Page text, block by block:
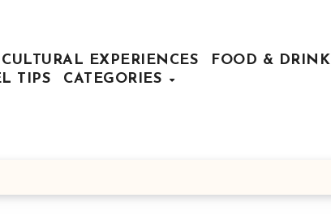
CULTURAL EXPERIENCES
FOOD & DRINK
TIPS
CATEGORIES